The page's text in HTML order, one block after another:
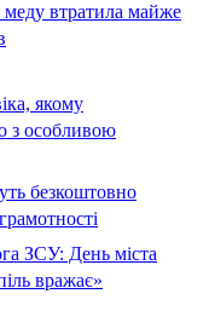
втратила майже
якому
з особливою
безкоштовно
ЗСУ: День міста
вражає»